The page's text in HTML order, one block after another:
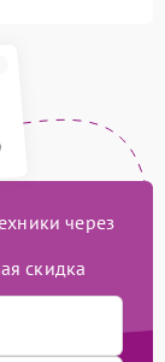
через
скидка